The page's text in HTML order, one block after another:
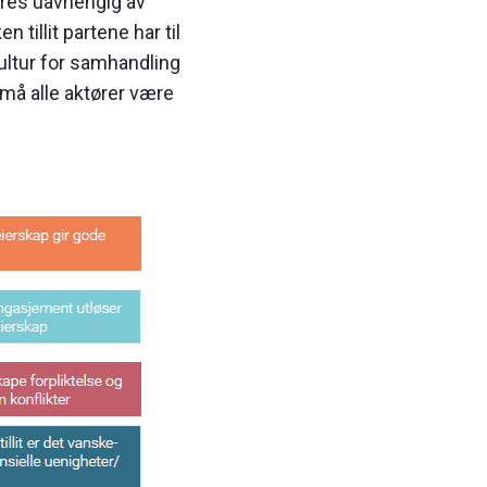
tillit partene har til
for samhandling
alle aktører være